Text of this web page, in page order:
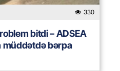
330
bitdi – ADSEA
müddətdə bərpa